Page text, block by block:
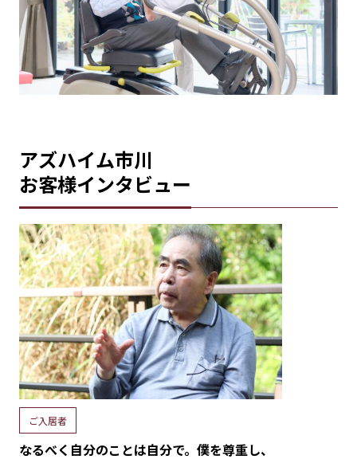
アズハイム市川
お客様インタビュー
ご入居者
なるべく自分のことは自分で。僕を尊重し、